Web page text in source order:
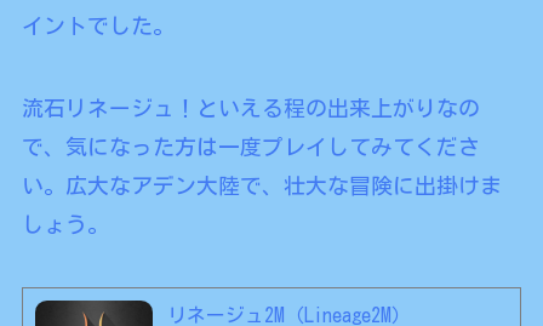
イントでした。
流石リネージュ！といえる程の出来上がりなの
で、気になった方は一度プレイしてみてくださ
い。広大なアデン大陸で、壮大な冒険に出掛けま
しょう。
リネージュ2M（Lineage2M）